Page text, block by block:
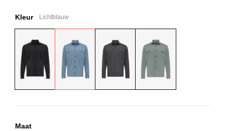
Kleur Lichtblauw
Maat